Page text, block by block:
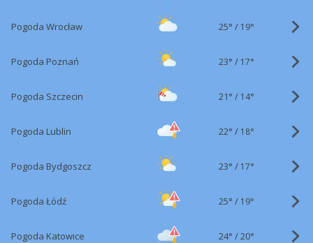
Pogoda Wrocław 25° / 19°
Pogoda Poznań 23° / 17°
Pogoda Szczecin 21° / 14°
Pogoda Lublin 22° / 18°
Pogoda Bydgoszcz 23° / 17°
Pogoda Łódź 25° / 19°
Pogoda Katowice 24° /20°